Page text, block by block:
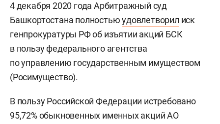
4 декабря 2020 года Арбитражный суд
Башкортостана полностьюудовлетворил иск
генпрокуратуры РФ об изъятии акций БСК
в пользу федерального агентства
по управлению государственным имуществом
(Росимущество).
В пользу Российской Федерации истребовано
95,72% обыкновенных именных акций АО